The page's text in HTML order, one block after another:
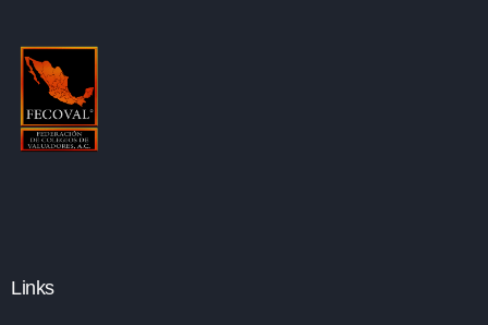
Links